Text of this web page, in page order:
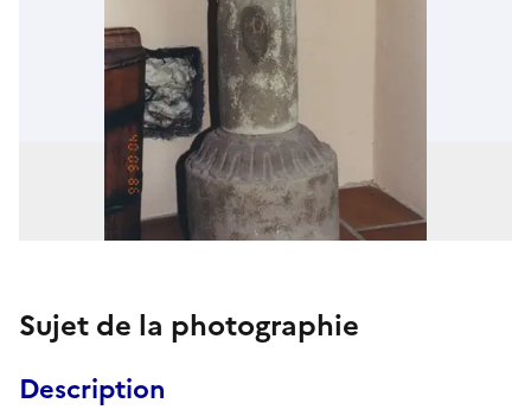
Sujet de la photographie
Description